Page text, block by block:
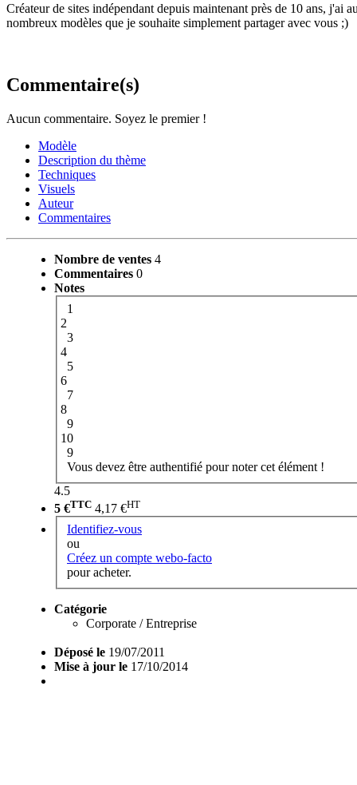
Créateur de sites indépendant depuis maintenant près de 10 ans, j'ai
nombreux modèles que je souhaite simplement partager avec vous ;)
Commentaire(s)
Aucun commentaire. Soyez le premier !
Modèle
Description du thème
Techniques
Visuels
Auteur
Commentaires
Nombre de ventes 4
Commentaires 0
Notes
1
2
3
4
5
6
7
8
9
10
9
Vous devez être authentifié pour noter cet élément !
4.5
5 €TTC 4,17 €HT
Identifiez-vous
ou
Créez un compte webo-facto
pour acheter.
Catégorie
Corporate / Entreprise
Déposé le 19/07/2011
Mise à jour le 17/10/2014